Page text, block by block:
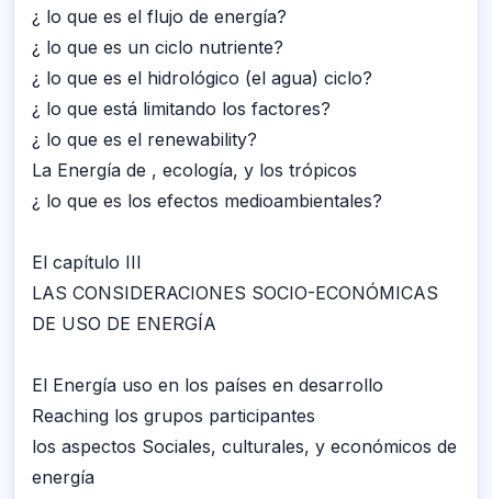
¿ lo que es el flujo de energía?
¿ lo que es un ciclo nutriente?
¿ lo que es el hidrológico (el agua) ciclo?
¿ lo que está limitando los factores?
¿ lo que es el renewability?
La Energía de , ecología, y los trópicos
¿ lo que es los efectos medioambientales?
El capítulo III
LAS CONSIDERACIONES SOCIO-ECONÓMICAS
DE USO DE ENERGÍA
El Energía uso en los países en desarrollo
Reaching los grupos participantes
los aspectos Sociales, culturales, y económicos de
energía